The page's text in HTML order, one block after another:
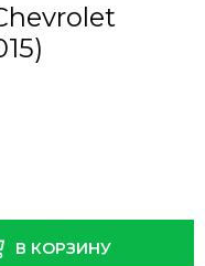
В КОРЗИНУ